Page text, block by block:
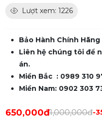
Lượt xem: 1226
Bảo Hành Chính Hãng
Liên hệ chúng tôi để
án.
Miền Bắc : 0989 310
Miền Nam: 0902 303
650,000đ1,000,000đ-